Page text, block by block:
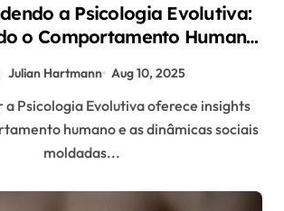
a Psicologia Evolutiva:
o Comportamento Humano,
Julian Hartmann Aug 10, 2025
humano e as dinâmicas sociais
moldadas...